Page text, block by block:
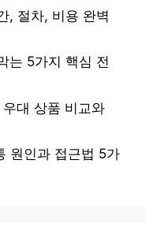
, 절차, 비용 완벽
는 5가지 핵심 전
대 상품 비교와
원인과 접근법 5가